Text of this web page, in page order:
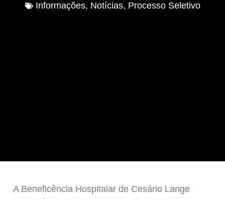
Informações, Notícias, Processo Seletivo
A Beneficência Hospitalar de Cesário Lange